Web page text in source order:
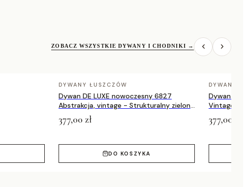
ZOBACZ WSZYSTKIE DYWANY I CHODNIKI →
DYWANY ŁUSZCZÓW
Dywan DE LUXE nowoczesny 6827
Abstrakcja, vintage - Strukturalny zielony
377,00 zł
DO KOSZYKA
DYWANY
Dywan DE
Vintage
377,00 zł